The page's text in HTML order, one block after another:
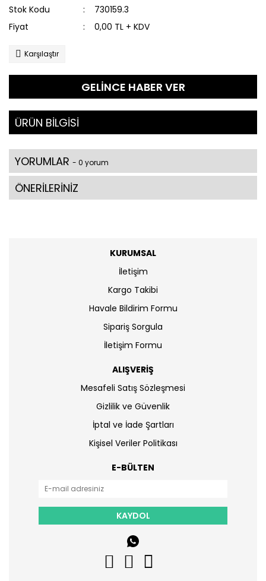
Stok Kodu
730159.3
Fiyat
0,00 TL + KDV
Karşılaştır
GELİNCE HABER VER
ÜRÜN BİLGİSİ
YORUMLAR - 0 yorum
ÖNERİLERİNİZ
KURUMSAL
İletişim
Kargo Takibi
Havale Bildirim Formu
Sipariş Sorgula
İletişim Formu
ALIŞVERİŞ
Mesafeli Satış Sözleşmesi
Gizlilik ve Güvenlik
İptal ve İade Şartları
Kişisel Veriler Politikası
E-BÜLTEN
KAYDOL